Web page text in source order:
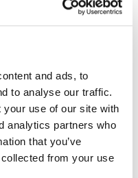
and ads, to
to analyse our traffic.
your use of our site with
analytics partners who
that you’ve
from your use
Ausbau des ersten
USA voran
Wachstumskurs